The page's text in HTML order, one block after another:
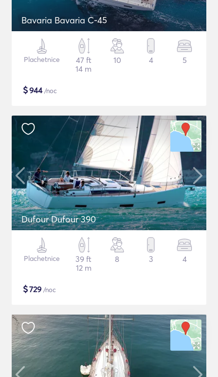
Bavaria Bavaria C-45
Plachetnice
47 ft
14 m
10 4 5
$944/noc
Dufour Dufour 390
Plachetnice
39 ft
12 m
8 3 4
$729 /noc